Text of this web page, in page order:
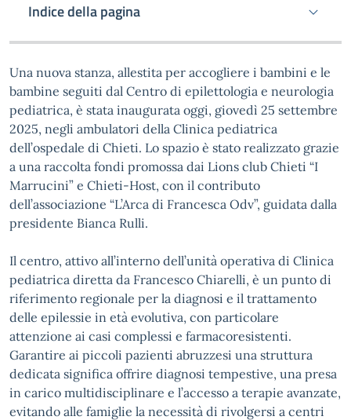
Indice della pagina
Una nuova stanza, allestita per accogliere i bambini e le
bambine seguiti dal Centro di epilettologia e neurologia
pediatrica, è stata inaugurata oggi, giovedì 25 settembre
2025, negli ambulatori della Clinica pediatrica
dell’ospedale di Chieti. Lo spazio è stato realizzato grazie
a una raccolta fondi promossa dai Lions club Chieti “I
Marrucini” e Chieti-Host, con il contributo
dell’associazione “L’Arca di Francesca Odv”, guidata dalla
presidente Bianca Rulli.
Il centro, attivo all’interno dell’unità operativa di Clinica
pediatrica diretta da Francesco Chiarelli, è un punto di
riferimento regionale per la diagnosi e il trattamento
delle epilessie in età evolutiva, con particolare
attenzione ai casi complessi e farmacoresistenti.
Garantire ai piccoli pazienti abruzzesi una struttura
dedicata significa offrire diagnosi tempestive, una presa
in carico multidisciplinare e l’accesso a terapie avanzate,
evitando alle famiglie la necessità di rivolgersi a centri